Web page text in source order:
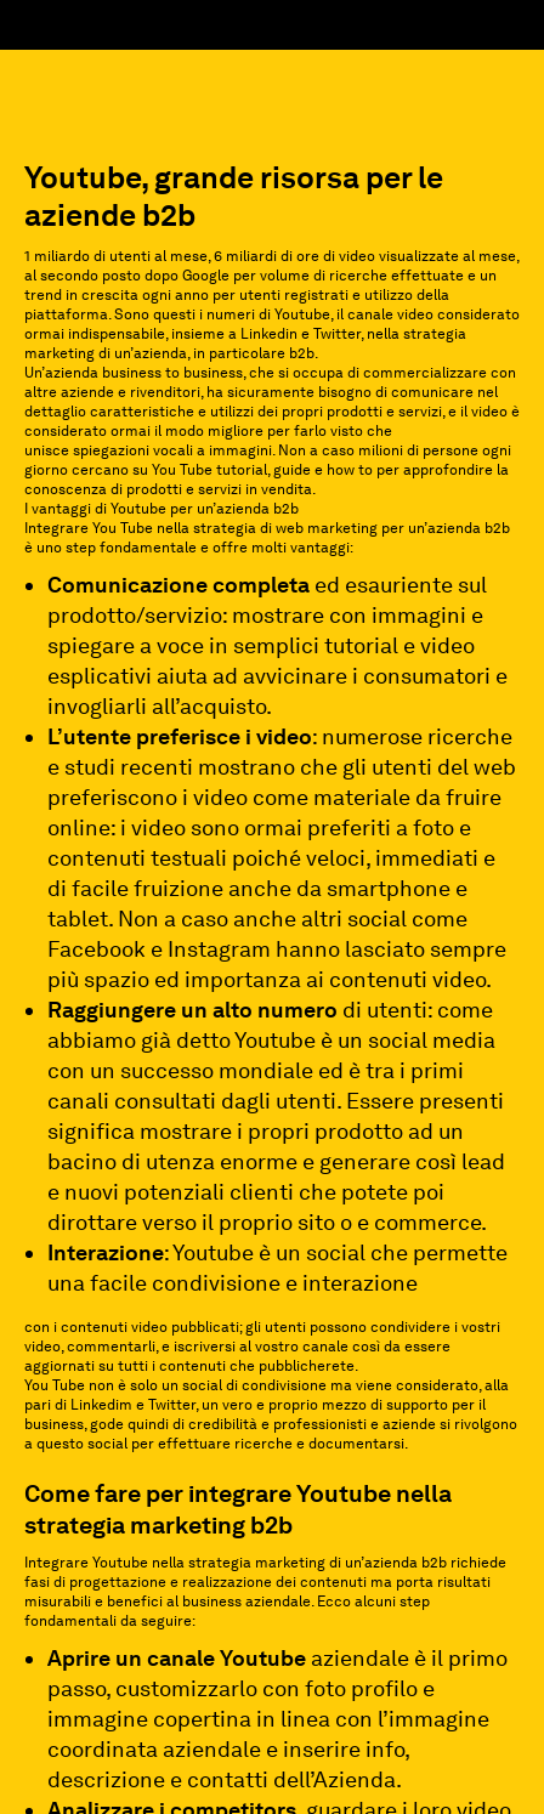
Youtube, grande risorsa per le
aziende b2b
1 miliardo di utenti al mese, 6 miliardi di ore di video visualizzate al mese,
al secondo posto dopo Google per volume di ricerche effettuate e un
trend in crescita ogni anno per utenti registrati e utilizzo della
piattaforma. Sono questi i numeri di Youtube, il canale video considerato
ormai indispensabile, insieme a Linkedin e Twitter, nella strategia
marketing di un’azienda, in particolare b2b.
Un’azienda business to business, che si occupa di commercializzare con
altre aziende e rivenditori, ha sicuramente bisogno di comunicare nel
dettaglio caratteristiche e utilizzi dei propri prodotti e servizi, e il video è
considerato ormai il modo migliore per farlo visto che
unisce spiegazioni vocali a immagini. Non a caso milioni di persone ogni
giorno cercano su You Tube tutorial, guide e how to per approfondire la
conoscenza di prodotti e servizi in vendita.
I vantaggi di Youtube per un’azienda b2b
Integrare You Tube nella strategia di web marketing per un’azienda b2b
è uno step fondamentale e offre molti vantaggi:
Comunicazione completa ed esauriente sul
prodotto/servizio: mostrare con immagini e
spiegare a voce in semplici tutorial e video
esplicativi aiuta ad avvicinare i consumatori e
invogliarli all’acquisto.
L’utente preferisce i video: numerose ricerche
e studi recenti mostrano che gli utenti del web
preferiscono i video come materiale da fruire
online: i video sono ormai preferiti a foto e
contenuti testuali poiché veloci, immediati e
di facile fruizione anche da smartphone e
tablet. Non a caso anche altri social come
Facebook e Instagram hanno lasciato sempre
più spazio ed importanza ai contenuti video.
Raggiungere un alto numero di utenti: come
abbiamo già detto Youtube è un social media
con un successo mondiale ed è tra i primi
canali consultati dagli utenti. Essere presenti
significa mostrare i propri prodotto ad un
bacino di utenza enorme e generare così lead
e nuovi potenziali clienti che potete poi
dirottare verso il proprio sito o e commerce.
Interazione: Youtube è un social che permette
una facile condivisione e interazione
con i contenuti video pubblicati; gli utenti possono condividere i vostri
video, commentarli, e iscriversi al vostro canale così da essere
aggiornati su tutti i contenuti che pubblicherete.
You Tube non è solo un social di condivisione ma viene considerato, alla
pari di Linkedim e Twitter, un vero e proprio mezzo di supporto per il
business, gode quindi di credibilità e professionisti e aziende si rivolgono
a questo social per effettuare ricerche e documentarsi.
Come fare per integrare Youtube nella
strategia marketing b2b
Integrare Youtube nella strategia marketing di un’azienda b2b richiede
fasi di progettazione e realizzazione dei contenuti ma porta risultati
misurabili e benefici al business aziendale. Ecco alcuni step
fondamentali da seguire:
Aprire un canale Youtube aziendale è il primo
passo, customizzarlo con foto profilo e
immagine copertina in linea con l’immagine
coordinata aziendale e inserire info,
descrizione e contatti dell’Azienda.